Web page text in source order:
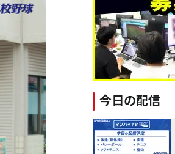
今日の配信